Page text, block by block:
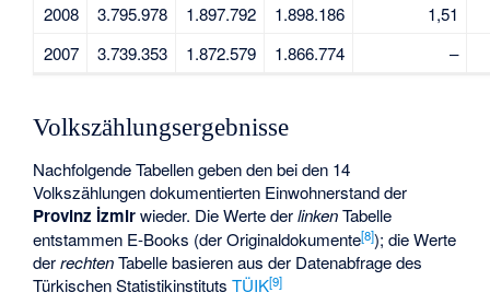
2008
3.795.978 1.897.792 1.898.186
1,51
2007
3.739.353 1.872.579 1.866.774 –
Volkszählungsergebnisse
Nachfolgende Tabellen geben den bei den 14
Volkszählungen dokumentierten Einwohnerstand der
Provinz İzmirwieder. Die Werte derlinkenTabelle
entstammen E-Books (der Originaldokumente[8]); die Werte
derrechtenTabelle basieren aus der Datenabfrage des
Türkischen StatistikinstitutsTÜIK[9]